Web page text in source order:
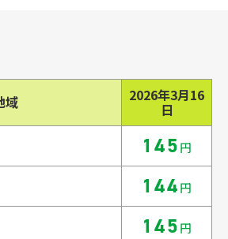
域 2026年3月16
日
145円
144円
145円